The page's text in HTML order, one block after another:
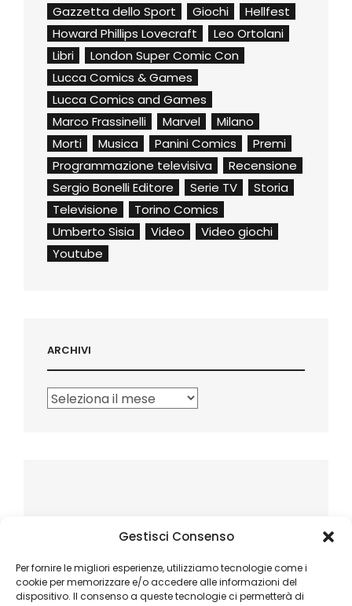
Gestisci Consenso
Per fornire le migliori esperienze, utilizziamo tecnologie come i
cookie per memorizzare e/o accedere alle informazioni del
dispositivo. Il consenso a queste tecnologie ci permetterà di
Gazzetta dello Sport
Giochi
Hellfest
Howard Phillips Lovecraft
Leo Ortolani
Libri
London Super Comic Con
Lucca Comics & Games
Lucca Comics and Games
Marco Frassinelli
Marvel
Milano
Morti
Musica Panini Comics
Premi
Programmazione televisiva
Recensione
Sergio Bonelli Editore
Serie TV
Storia
Televisione
Torino Comics
Umberto Sisia
Video
Video giochi
Youtube
ARCHIVI
Archivi